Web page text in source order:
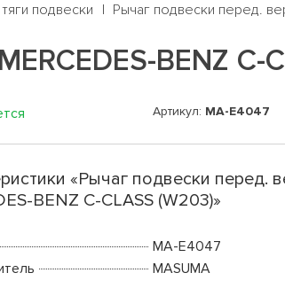
подвески Рычаг подвески перед.
BENZ C-
Артикул: MA-E4047
«Рычаг подвески перед.
BENZ C-CLASS (W203)»
MA-E4047
MASUMA